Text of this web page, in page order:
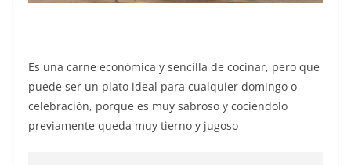
Es una carne económica y sencilla de cocinar, pero que
puede ser un plato ideal para cualquier domingo o
celebración, porque es muy sabroso y cociendolo
previamente queda muy tierno y jugoso